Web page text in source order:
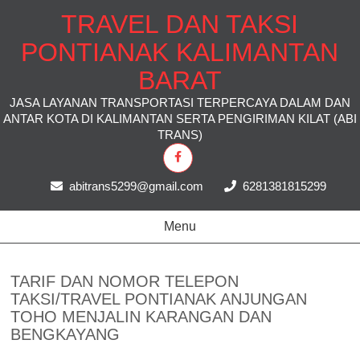
TRAVEL DAN TAKSI
PONTIANAK KALIMANTAN
BARAT
JASA LAYANAN TRANSPORTASI TERPERCAYA DALAM DAN
ANTAR KOTA DI KALIMANTAN SERTA PENGIRIMAN KILAT (ABI
TRANS)
abitrans5299@gmail.com 6281381815299
Menu
TARIF DAN NOMOR TELEPON
TAKSI/TRAVEL PONTIANAK ANJUNGAN
TOHO MENJALIN KARANGAN DAN
BENGKAYANG